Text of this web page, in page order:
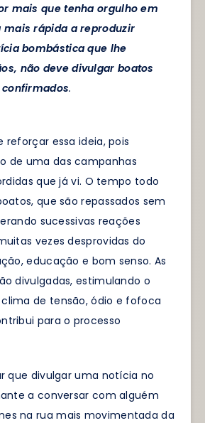
mais que tenha orgulho em
mais rápida a reproduzir
bombástica que lhe
não deve divulgar boatos
.
essa ideia, pois
de uma das campanhas
que já vi. O tempo todo
que são repassados sem
sucessivas reações
vezes desprovidas do
educação e bom senso. As
divulgadas, estimulando o
de tensão, ódio e fofoca
para o processo
que divulgar uma notícia no
a conversar com alguém
na rua mais movimentada da